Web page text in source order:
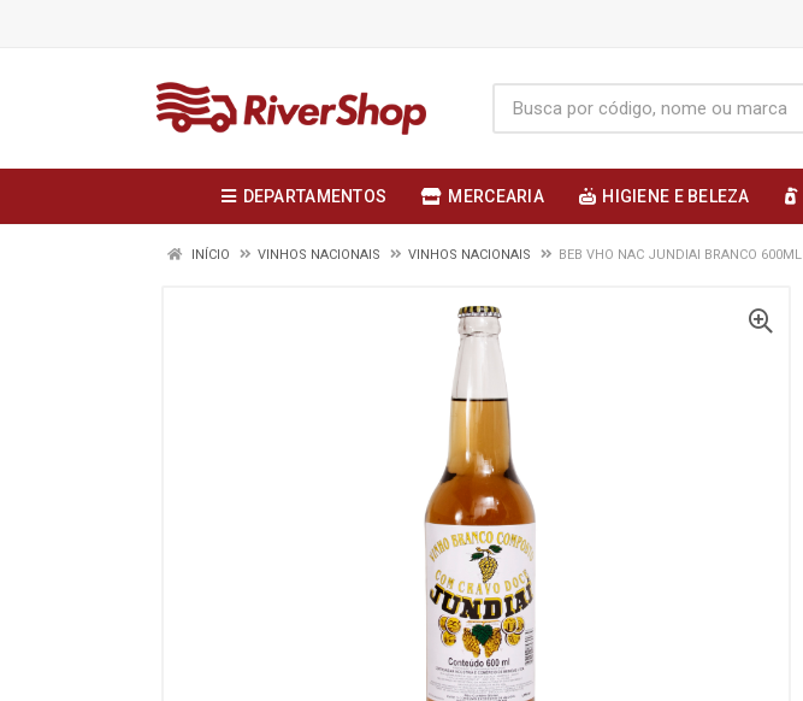
DEPARTAMENTOS MERCEARIA HIGIENE E BELEZA
INÍCIO VINHOS NACIONAIS VINHOS NACIONAIS BEB VHO NAC JUNDIAI BRANCO 600ML